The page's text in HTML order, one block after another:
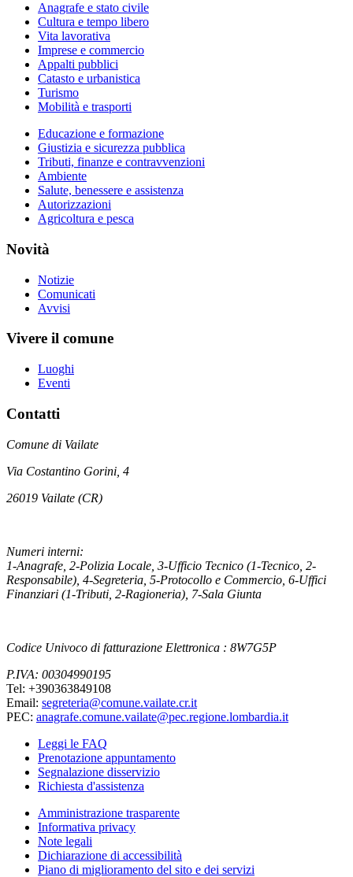
Anagrafe e stato civile
Cultura e tempo libero
Vita lavorativa
Imprese e commercio
Appalti pubblici
Catasto e urbanistica
Turismo
Mobilità e trasporti
Educazione e formazione
Giustizia e sicurezza pubblica
Tributi, finanze e contravvenzioni
Ambiente
Salute, benessere e assistenza
Autorizzazioni
Agricoltura e pesca
Novità
Notizie
Comunicati
Avvisi
Vivere il comune
Luoghi
Eventi
Contatti
Comune di Vailate
Via Costantino Gorini, 4
26019 Vailate (CR)
Numeri interni:
1-Anagrafe, 2-Polizia Locale, 3-Ufficio Tecnico (1-Tecnico, 2-
Responsabile), 4-Segreteria, 5-Protocollo e Commercio, 6-Uffici
Finanziari (1-Tributi, 2-Ragioneria), 7-Sala Giunta
Codice Univoco di fatturazione Elettronica : 8W7G5P
P.IVA: 00304990195
Tel: +390363849108
Email: segreteria@comune.vailate.cr.it
PEC: anagrafe.comune.vailate@pec.regione.lombardia.it
Leggi le FAQ
Prenotazione appuntamento
Segnalazione disservizio
Richiesta d'assistenza
Amministrazione trasparente
Informativa privacy
Note legali
Dichiarazione di accessibilità
Piano di miglioramento del sito e dei servizi